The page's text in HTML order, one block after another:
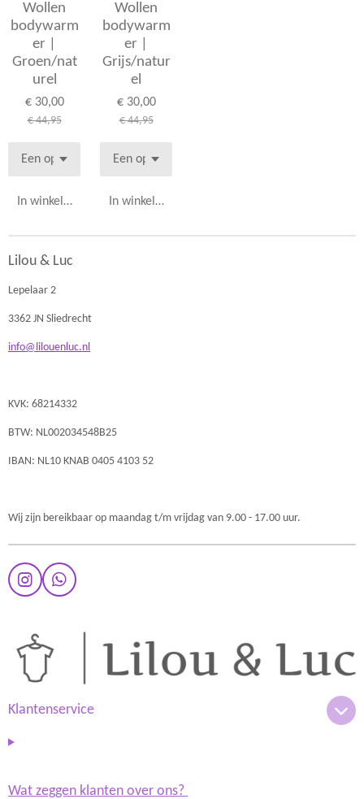
Wollen
bodywarm
er |
Groen/nat
urel
€ 30,00
€ 44,95
In winkelwagen
Wollen
bodywarm
er |
Grijs/natur
el
€ 30,00
€ 44,95
In winkelwagen
Lilou & Luc
Lepelaar 2
3362 JN Sliedrecht
info@lilouenluc.nl
KVK: 68214332
BTW: NL002034548B25
IBAN: NL10 KNAB 0405 4103 52
Wij zijn bereikbaar op maandag t/m vrijdag van 9.00 - 17.00 uur.
I
n
a
r
m
W
h
Klantenservice
Wat zeggen klanten over ons?